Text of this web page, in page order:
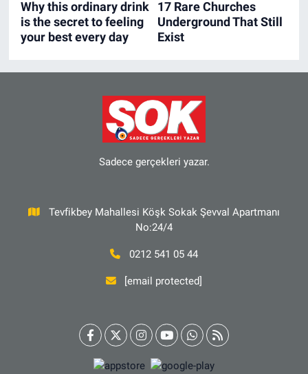
Sadece gerçekleri yazar.
Tevfikbey Mahallesi Köşk Sokak Şevval Apartmanı
No:24/4
0212 541 05 44
[email protected]